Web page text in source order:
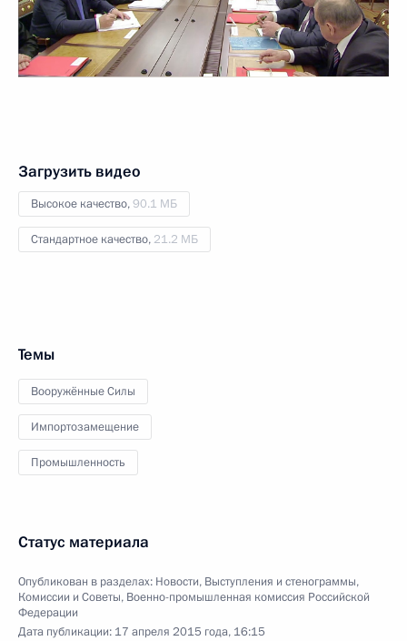
Загрузить видео
Высокое качество,90.1 МБ
Стандартное качество, 21.2 МБ
Темы
Вооружённые Силы
Импортозамещение
Промышленность
Статус материала
Опубликован в разделах: Новости, Выступления и стенограммы,
Комиссии и Советы, Военно-промышленная комиссия Российской
Федерации
Дата публикации: 17 апреля 2015 года, 16:15